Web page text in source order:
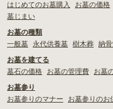
交通利便性
東武スカイツリー線の北
駅で下車、徒歩約5分くら
感じたりすることはない
墓地内に駐車スペースが
設備・環境
はじめてのお墓購入
お墓の価格
墓じまい
お墓の種類
一般墓
永代供養墓 樹木葬 納
お墓を建てる
墓石の価格
お墓の管理費
お墓
お墓参り
お墓参りのマナー
お墓参りのお